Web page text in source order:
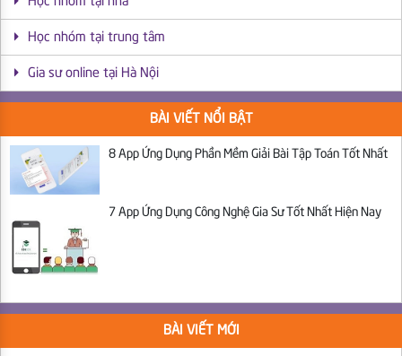
Học nhóm tại trung tâm
Gia sư online tại Hà Nội
BÀI VIẾT NỔI BẬT
8 App Ứng Dụng Phần Mềm Giải Bài Tập Toán Tốt Nhất
7 App Ứng Dụng Công Nghệ Gia Sư Tốt Nhất Hiện Nay
BÀI VIẾT MỚI